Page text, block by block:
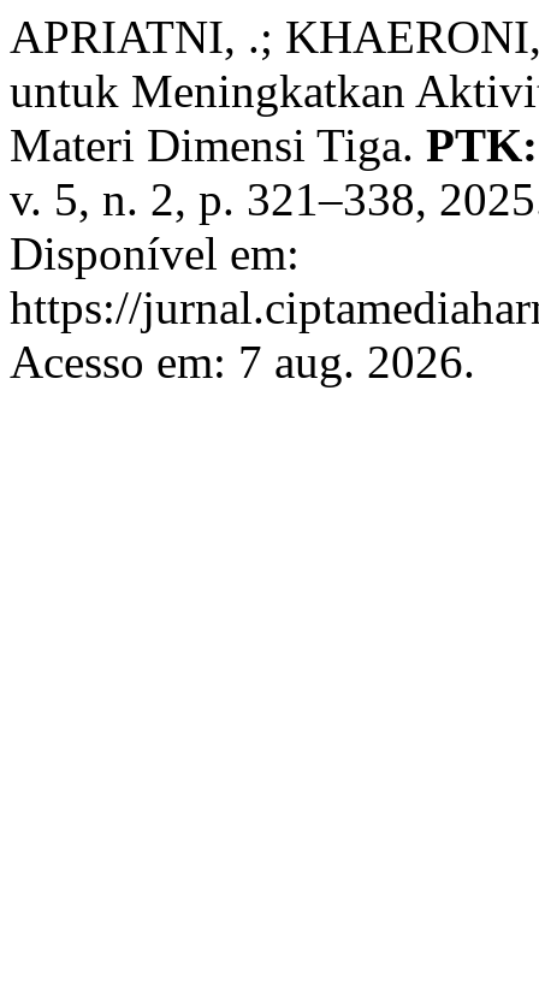
APRIATNI, .; KHAERONI,
untuk Meningkatkan
Materi Dimensi Tiga.
v. 5, n. 2, p. 321–338,
Disponível em:
https://
Acesso em: 7 aug. 2026.